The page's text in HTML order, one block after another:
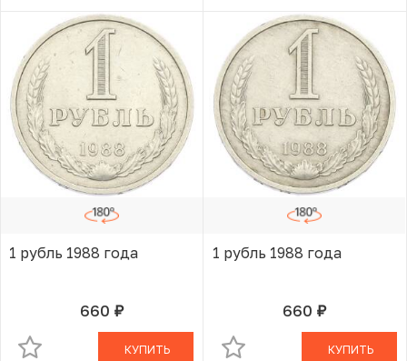
1 рубль 1988 года
660 руб.
В КОРЗИНЕ
КУПИТЬ
1 рубль 1988 года
660 руб.
В КОРЗИНЕ
КУПИТЬ